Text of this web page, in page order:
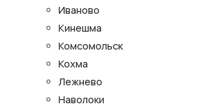
Иваново
Кинешма
Комсомольск
Кохма
Лежнево
Наволоки